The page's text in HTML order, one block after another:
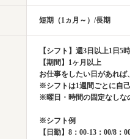
短期（1ヵ月～）/長期
【シフト】週3日以上1日5
【期間】1ヶ月以上
お仕事をしたい日があれば
※シフトは1週間ごとに自
※曜日・時間の固定なしな
※シフト例
【日勤】8：00-13：00/8：